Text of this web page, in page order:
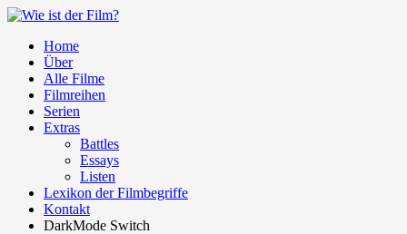
Home
Über
Alle Filme
Filmreihen
Serien
Extras
Battles
Essays
Listen
Lexikon der Filmbegriffe
Kontakt
DarkMode Switch